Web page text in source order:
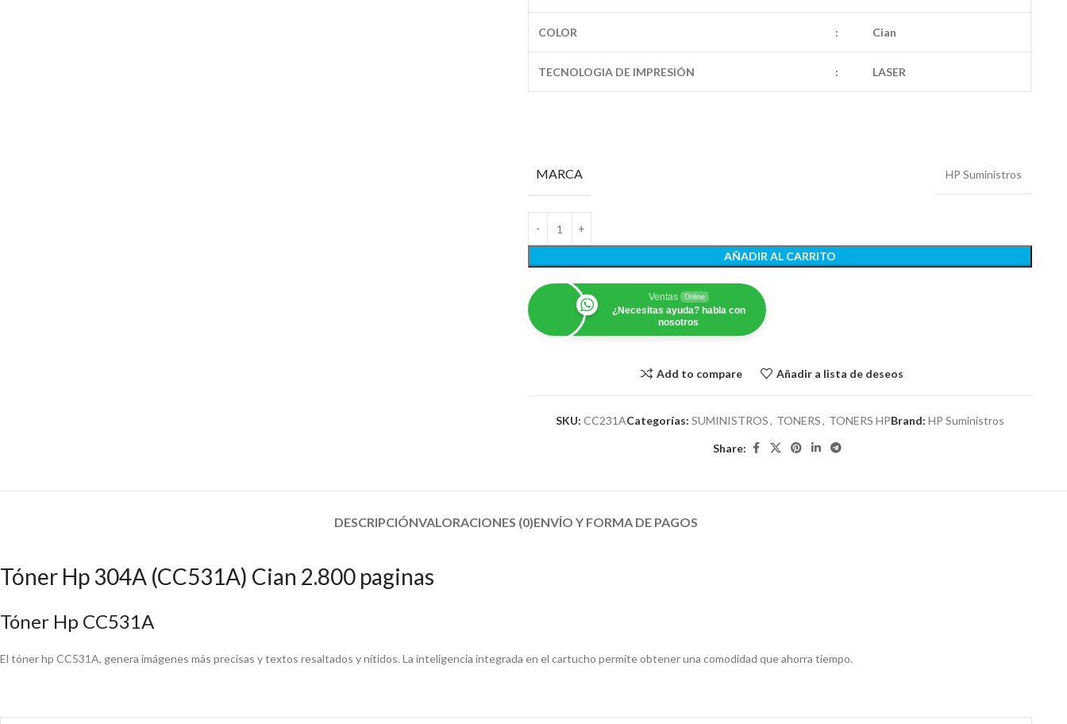
COLOR : Cian
TECNOLOGIA DE IMPRESIÓN : LASER
MARCA HP Suministros
AÑADIR AL CARRITO
Ventas Online
¿Necesitas ayuda? habla con
nosotros
Add to compare Añadir a lista de deseos
SKU: CC231ACategorías: SUMINISTROS, TONERS, TONERS HPBrand: HP Suministros
Share:
DESCRIPCIÓNVALORACIONES (0)ENVÍO Y FORMA DE PAGOS​
Tóner Hp 304A (CC531A) Cian 2.800 paginas
Tóner Hp CC531A
El tóner hp CC531A, genera imágenes más precisas y textos resaltados y nítidos. La inteligencia integrada en el cartucho permite obtener una comodidad que ahorra tiempo.